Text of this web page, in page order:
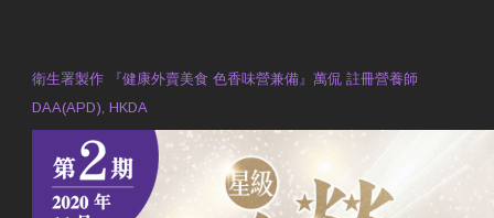
衛生署製作 『健康外賣美食 色香味營兼備』萬侃 註冊營養師
DAA(APD), HKDA